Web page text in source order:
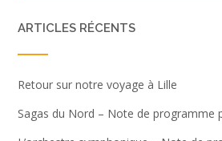
ARTICLES RÉCENTS
Retour sur notre voyage à Lille
Sagas du Nord – Note de programme